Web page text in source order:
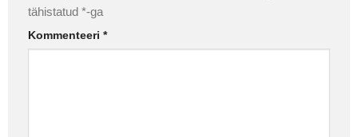
tähistatud *-ga
Kommenteeri *